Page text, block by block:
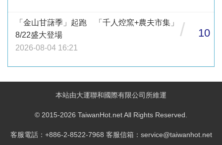
「金山甘藷季」起跑 「千人焢窯+農夫市集」
8/22盛大登場
2026-08-04 16:21
/ 10
本站由大運聯和國際有限公司所維運
© 2015-2026 TaiwanHot.net All Rights Reserved.
客服電話：+886-2-8522-7968 客服信箱：service@taiwanhot.net